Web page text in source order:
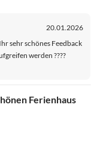
20.01.2026
sehr schönes Feedback
werden ????
Ferienhaus